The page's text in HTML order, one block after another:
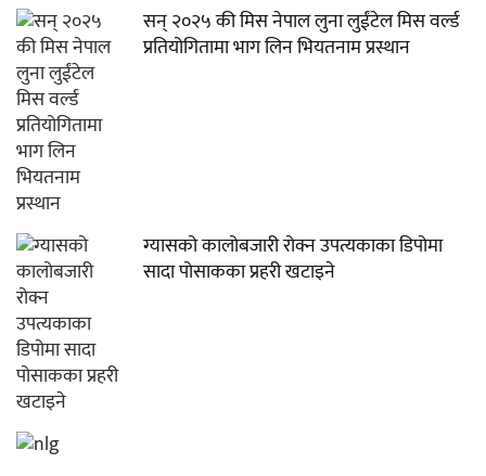
सन् २०२५ की मिस नेपाल लुना लुईंटेल मिस वर्ल्ड
प्रतियोगितामा भाग लिन भियतनाम प्रस्थान
ग्यासको कालोबजारी रोक्न उपत्यकाका डिपोमा
सादा पोसाकका प्रहरी खटाइने